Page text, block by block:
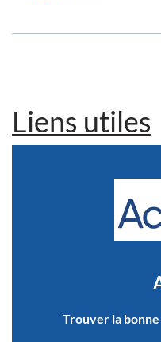
Liens utiles
Trouver la